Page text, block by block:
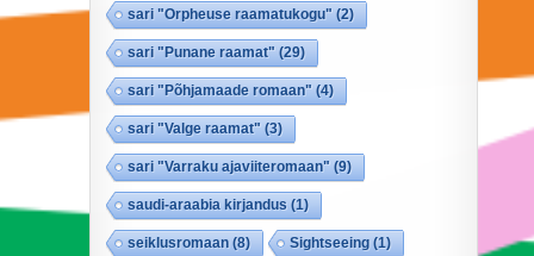
sari "Orpheuse raamatukogu"(2)
sari "Punane raamat"(29)
sari "Põhjamaade romaan"(4)
sari "Valge raamat"(3)
sari "Varraku ajaviiteromaan"(9)
saudi-araabia kirjandus(1)
seiklusromaan(8) Sightseeing(1)